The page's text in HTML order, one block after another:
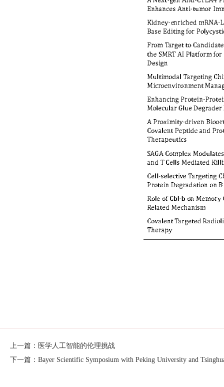
上一篇：医学人工智能的伦理挑战
下一篇：Bayer Scientific Symposium with Peking University and